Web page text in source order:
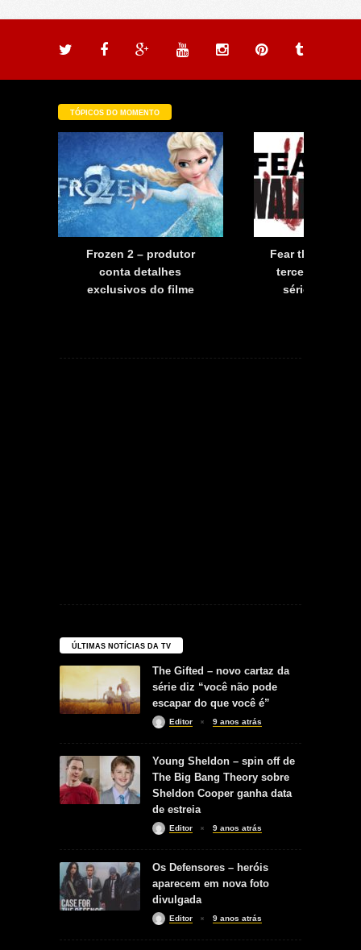
TÓPICOS DO MOMENTO
Frozen 2 – produtor
conta detalhes
exclusivos do filme
Fear the
terceira
série já tem
ÚLTIMAS NOTÍCIAS DA TV
The Gifted – novo cartaz da
série diz “você não pode
escapar do que você é”
Editor 9 anos atrás
Young Sheldon – spin off de
The Big Bang Theory sobre
Sheldon Cooper ganha data
de estreia
Editor 9 anos atrás
Os Defensores – heróis
aparecem em nova foto
divulgada
Editor 9 anos atrás